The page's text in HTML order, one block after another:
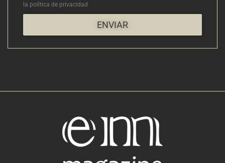
la política de privacidad
ENVIAR